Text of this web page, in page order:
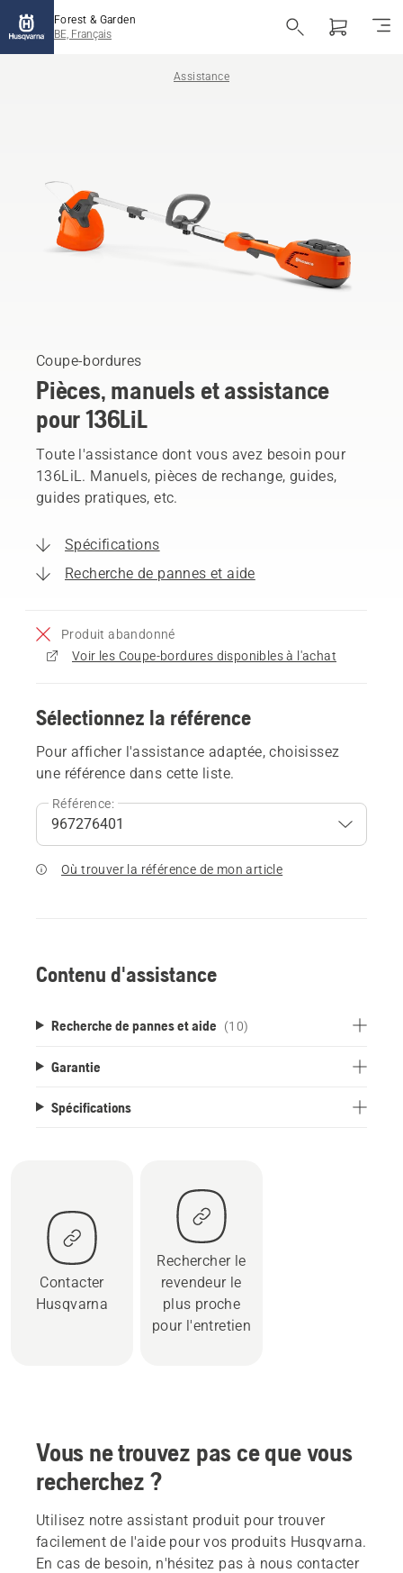
Forest & Garden
BE, Français
Assistance
Coupe-bordures
Pièces, manuels et assistance
pour 136LiL
Toute l'assistance dont vous avez besoin pour
136LiL. Manuels, pièces de rechange, guides,
guides pratiques, etc.
Spécifications
Recherche de pannes et aide
Produit abandonné
Voir les Coupe-bordures disponibles à l'achat
Sélectionnez la référence
Pour afficher l'assistance adaptée, choisissez
une référence dans cette liste.
Référence:
Où trouver la référence de mon article
Contenu d'assistance
Recherche de pannes et aide (10)
Garantie
Spécifications
Contacter
Husqvarna
Rechercher le
revendeur le
plus proche
pour l'entretien
Vous ne trouvez pas ce que vous
recherchez ?
Utilisez notre assistant produit pour trouver
facilement de l'aide pour vos produits Husqvarna.
En cas de besoin, n'hésitez pas à nous contacter